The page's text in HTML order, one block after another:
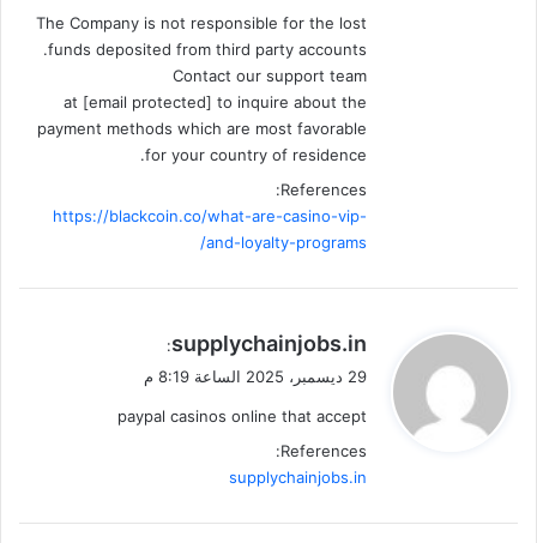
The Company is not responsible for the lost
funds deposited from third party accounts.
Contact our support team
at [email protected] to inquire about the
payment methods which are most favorable
for your country of residence.
References:
https://blackcoin.co/what-are-casino-vip-
and-loyalty-programs/
ي
ل
supplychainjobs.in
:
29 ديسمبر، 2025 الساعة 8:19 م
paypal casinos online that accept
References:
supplychainjobs.in